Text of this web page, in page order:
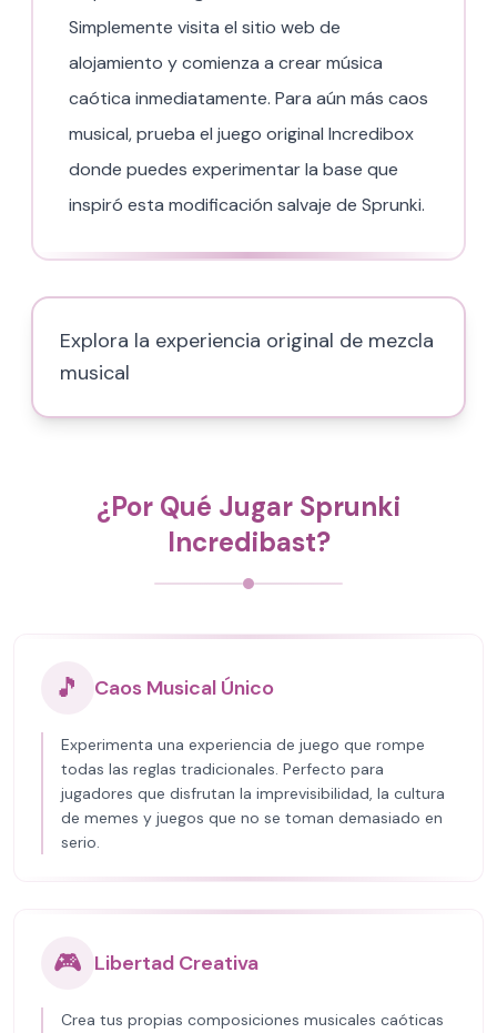
Simplemente visita el sitio web de
alojamiento y comienza a crear música
caótica inmediatamente. Para aún más caos
musical, prueba el juego original Incredibox
donde puedes experimentar la base que
inspiró esta modificación salvaje de Sprunki.
Explora la experiencia original de mezcla
musical
¿Por Qué Jugar Sprunki
Incredibast?
🎵 Caos Musical Único
Experimenta una experiencia de juego que rompe
todas las reglas tradicionales. Perfecto para
jugadores que disfrutan la imprevisibilidad, la cultura
de memes y juegos que no se toman demasiado en
serio.
🎮 Libertad Creativa
Crea tus propias composiciones musicales caóticas